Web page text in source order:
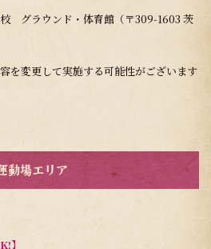
グラウンド・体育館（〒309-1603 茨
を変更して実施する可能性がございます
動場エリア
】